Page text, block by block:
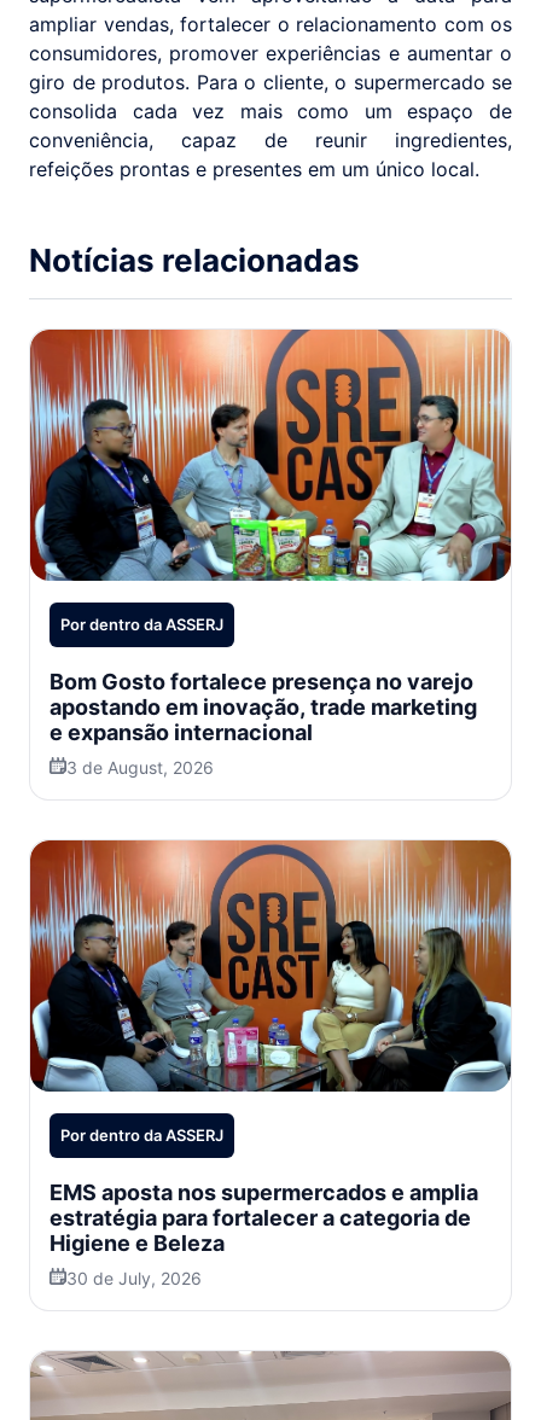
ampliar vendas, fortalecer o relacionamento com os
consumidores, promover experiências e aumentar o
giro de produtos. Para o cliente, o supermercado se
consolida cada vez mais como um espaço de
conveniência, capaz de reunir ingredientes,
refeições prontas e presentes em um único local.
Notícias relacionadas
Por dentro da ASSERJ
Bom Gosto fortalece presença no varejo
apostando em inovação, trade marketing
e expansão internacional
3 de August, 2026
Por dentro da ASSERJ
EMS aposta nos supermercados e amplia
estratégia para fortalecer a categoria de
Higiene e Beleza
30 de July, 2026